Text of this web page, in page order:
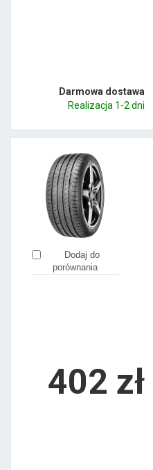
Darmowa dostawa
Realizacja 1-2 dni
Dodaj do
porównania
402 zł